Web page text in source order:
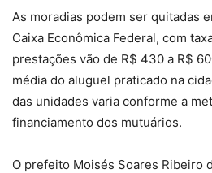
As moradias podem ser quitadas
Caixa Econômica Federal, com
prestações vão de R$ 430 a R$
média do aluguel praticado na
das unidades varia conforme a
financiamento dos mutuários.
O prefeito Moisés Soares Ribeiro